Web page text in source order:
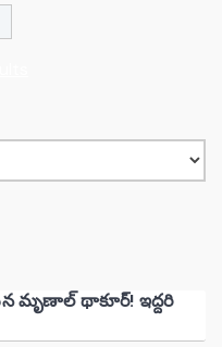
థాకూర్! ఇద్దరి